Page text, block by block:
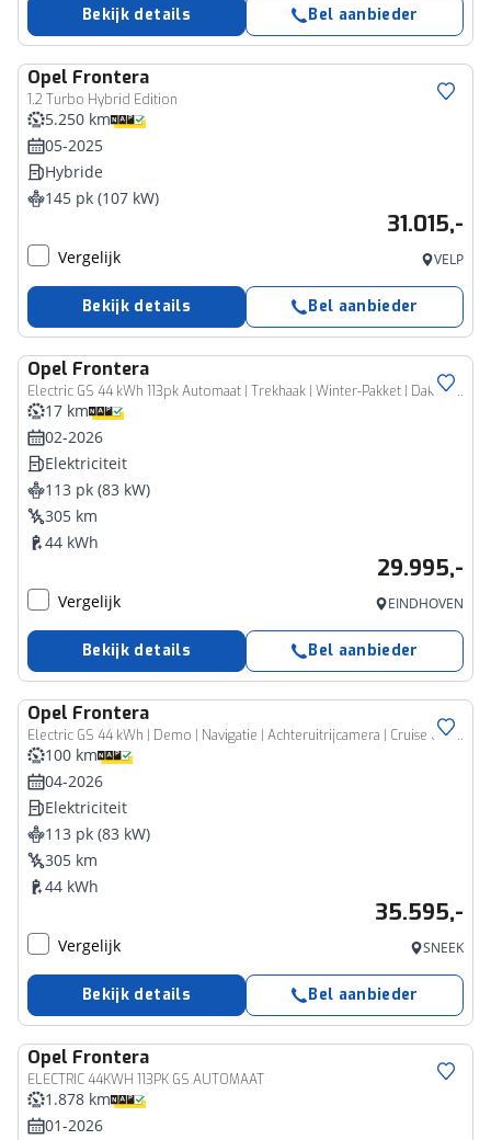
Bekijk details Bel aanbieder
Opel Frontera
1.2 Turbo Hybrid Edition
5.250 km
05-2025
Hybride
145 pk (107 kW)
31.015,-
Vergelijk VELP
Bekijk details Bel aanbieder
Opel Frontera
Electric GS 44 kWh 113pk Automaat | Trekhaak | Winter-Pakket | Dakrails | Navigatie | Climate Control | Cruise Control | Camera | 17"LMV | Dodehoekdetectie |
17 km
02-2026
Elektriciteit
113 pk (83 kW)
305 km
44 kWh
29.995,-
Vergelijk EINDHOVEN
Bekijk details Bel aanbieder
Opel Frontera
Electric GS 44 kWh | Demo | Navigatie | Achteruitrijcamera | Cruise control | Stoel en stuurverwarming | Verwarmbare voorruit | Lichtmetalen velgen | Extra getint glas
100 km
04-2026
Elektriciteit
113 pk (83 kW)
305 km
44 kWh
35.595,-
Vergelijk SNEEK
Bekijk details Bel aanbieder
Opel Frontera
ELECTRIC 44KWH 113PK GS AUTOMAAT
1.878 km
01-2026